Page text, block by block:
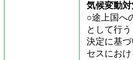
気候変動
○途上国へ
として行
決定に基
セスにお